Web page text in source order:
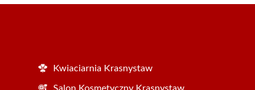
Kwiaciarnia Krasnystaw